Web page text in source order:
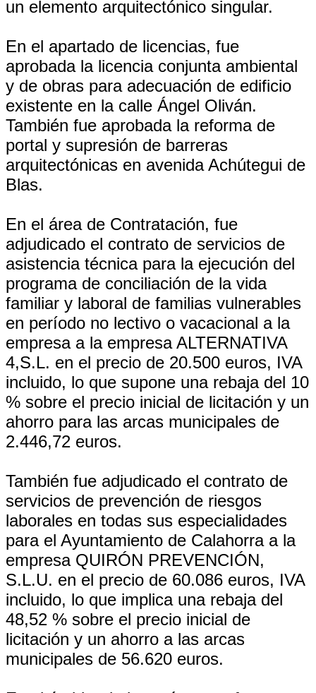
un elemento arquitectónico singular.
En el apartado de licencias, fue
aprobada la licencia conjunta ambiental
y de obras para adecuación de edificio
existente en la calle Ángel Oliván.
También fue aprobada la reforma de
portal y supresión de barreras
arquitectónicas en avenida Achútegui de
Blas.
En el área de Contratación, fue
adjudicado el contrato de servicios de
asistencia técnica para la ejecución del
programa de conciliación de la vida
familiar y laboral de familias vulnerables
en período no lectivo o vacacional a la
empresa a la empresa ALTERNATIVA
4,S.L. en el precio de 20.500 euros, IVA
incluido, lo que supone una rebaja del 10
% sobre el precio inicial de licitación y un
ahorro para las arcas municipales de
2.446,72 euros.
También fue adjudicado el contrato de
servicios de prevención de riesgos
laborales en todas sus especialidades
para el Ayuntamiento de Calahorra a la
empresa QUIRÓN PREVENCIÓN,
S.L.U. en el precio de 60.086 euros, IVA
incluido, lo que implica una rebaja del
48,52 % sobre el precio inicial de
licitación y un ahorro a las arcas
municipales de 56.620 euros.